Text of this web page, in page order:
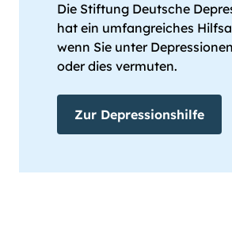
Die Stiftung Deutsche
hat ein umfangreiches
wenn Sie unter
oder dies vermuten.
Zur Depressionshilfe